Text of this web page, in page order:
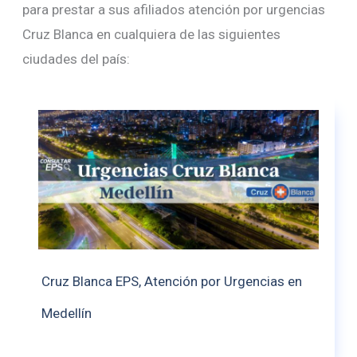
para prestar a sus afiliados atención por urgencias
Cruz Blanca en cualquiera de las siguientes
ciudades del país:
Cruz Blanca EPS, Atención por Urgencias en
Medellín